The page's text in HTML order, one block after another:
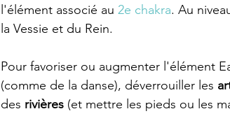
l'élément associé au 2e chakra. Au
la Vessie et du Rein.
Pour favoriser ou augmenter l'élément
(comme de la danse), déverrouiller les
des rivières (et mettre les pieds ou les